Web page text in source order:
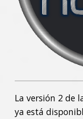
La versión 2 de
ya está